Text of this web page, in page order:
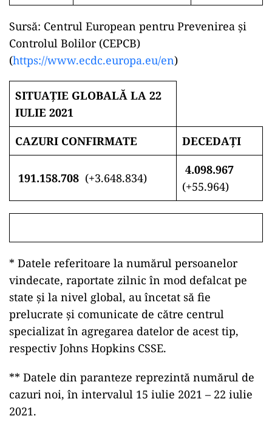
Sursă: Centrul European pentru Prevenirea și
Controlul Bolilor (CEPCB)
(https://www.ecdc.europa.eu/en)
SITUAȚIE GLOBALĂ LA 22
IULIE 2021
CAZURI CONFIRMATE
DECEDAȚI
191.158.708 (+3.648.834)
4.098.967
(+55.964)
* Datele referitoare la numărul persoanelor
vindecate, raportate zilnic în mod defalcat pe
state și la nivel global, au încetat să fie
prelucrate și comunicate de către centrul
specializat în agregarea datelor de acest tip,
respectiv Johns Hopkins CSSE.
** Datele din paranteze reprezintă numărul de
cazuri noi, în intervalul 15 iulie 2021 – 22 iulie
2021.